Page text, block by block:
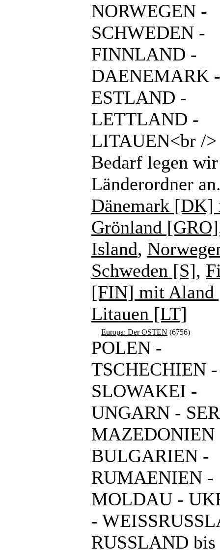
NORWEGEN -
SCHWEDEN -
FINNLAND -
DAENEMARK -
ESTLAND -
LETTLAND -
LITAUEN<br /
Bedarf legen wir
Länderordner
Dänemark [DK]
Grönland [GRO]
Island,
Schweden [S],
[FIN] mit
Litauen [LT]
Europa: Der OSTEN (6756)
POLEN -
TSCHECHIEN -
SLOWAKEI -
UNGARN -
MAZEDONIEN
BULGARIEN -
RUMAENIEN -
MOLDAU -
-
RUSSLAND bis